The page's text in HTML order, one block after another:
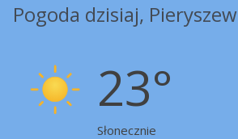
Pogoda dzisiaj, Pieryszew
23°
Słonecznie